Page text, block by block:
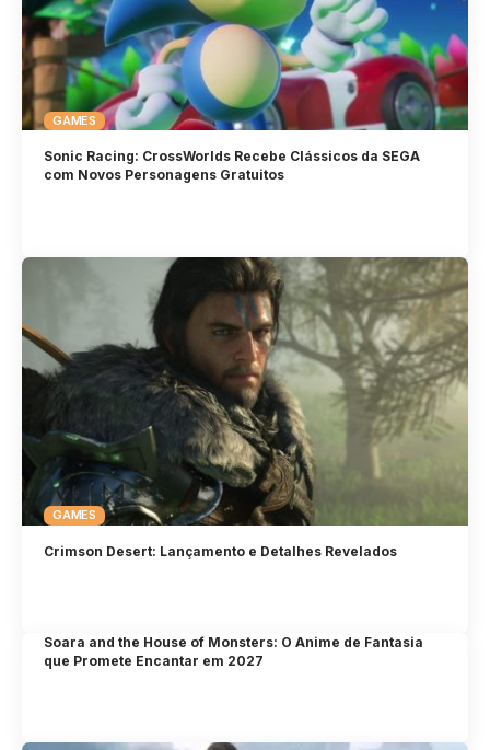
GAMES
Sonic Racing: CrossWorlds Recebe Clássicos da SEGA
com Novos Personagens Gratuitos
GAMES
Crimson Desert: Lançamento e Detalhes Revelados
Soara and the House of Monsters: O Anime de Fantasia
que Promete Encantar em 2027